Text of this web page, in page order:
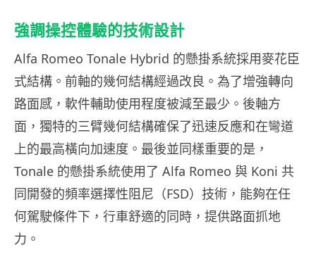
強調操控體驗的技術設計
Alfa Romeo Tonale Hybrid 的懸掛系統採用麥花臣
式結構。前軸的幾何結構經過改良。為了增強轉向
路面感，軟件輔助使用程度被減至最少。後軸方
面，獨特的三臂幾何結構確保了迅速反應和在彎道
上的最高橫向加速度。最後並同樣重要的是，
Tonale 的懸掛系統使用了 Alfa Romeo 與 Koni 共
同開發的頻率選擇性阻尼（FSD）技術，能夠在任
何駕駛條件下，行車舒適的同時，提供路面抓地
力。